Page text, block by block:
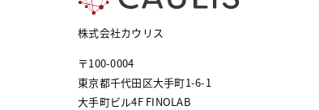
株式会社カウリス
〒100-0004
東京都千代田区大手町1-6-1
大手町ビル4F FINOLAB